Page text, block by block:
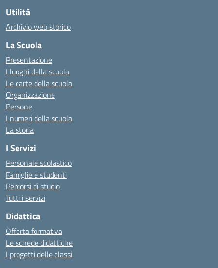
Utilità
Archivio web storico
La Scuola
Presentazione
I luoghi della scuola
Le carte della scuola
Organizzazione
Persone
I numeri della scuola
La storia
I Servizi
Personale scolastico
Famiglie e studenti
Percorsi di studio
Tutti i servizi
Didattica
Offerta formativa
Le schede didattiche
I progetti delle classi